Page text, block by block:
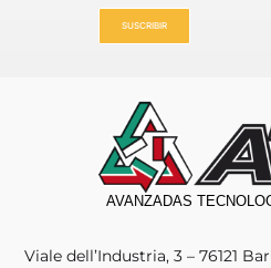
SUSCRIBIR
AVANZADAS
Viale dell’Industria, 3 – 76121